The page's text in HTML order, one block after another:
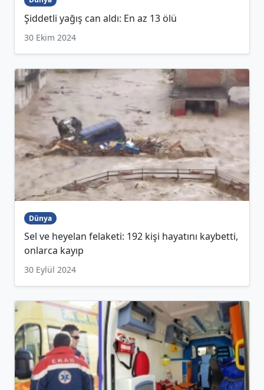
Şiddetli yağış can aldı: En az 13 ölü
30 Ekim 2024
Dünya
Sel ve heyelan felaketi: 192 kişi hayatını kaybetti,
onlarca kayıp
30 Eylül 2024